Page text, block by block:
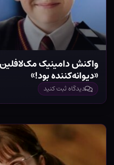
واکنش دامینیک
«دیوانه‌کننده بود!»
دیدگاه ثبت کنید